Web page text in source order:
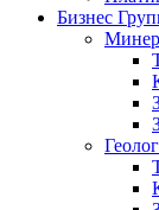
Бизнес